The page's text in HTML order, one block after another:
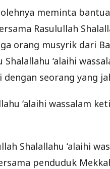
meminta
Rasulullah
orang musyrik dari
‘alaihi
seorang yang
‘alaihi wassalam
Shalallahu ‘alaihi
penduduk